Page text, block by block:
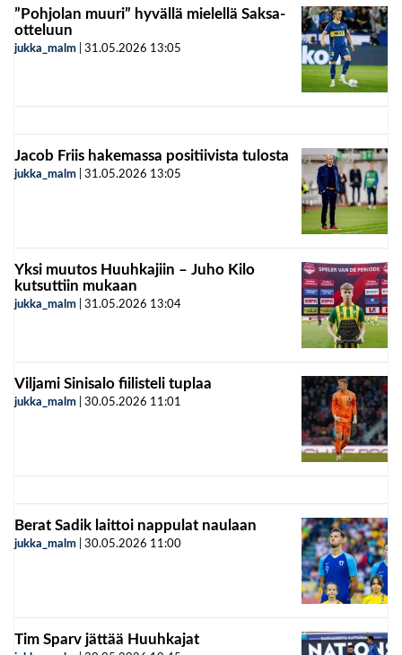
”Pohjolan muuri” hyvällä mielellä Saksa-
otteluun
jukka_malm 31.05.2026 13:05
Jacob Friis hakemassa positiivista tulosta
jukka_malm 31.05.2026 13:05
Yksi muutos Huuhkajiin – Juho Kilo
kutsuttiin mukaan
jukka_malm 31.05.2026 13:04
Viljami Sinisalo fiilisteli tuplaa
jukka_malm 30.05.2026 11:01
Berat Sadik laittoi nappulat naulaan
jukka_malm 30.05.2026 11:00
Tim Sparv jättää Huuhkajat